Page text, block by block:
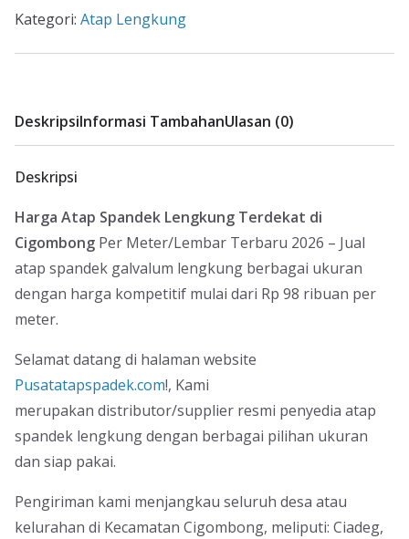
2026
Kategori: Atap Lengkung
DeskripsiInformasi TambahanUlasan (0)
Deskripsi
Harga Atap Spandek Lengkung Terdekat di
Cigombong Per Meter/Lembar Terbaru 2026 – Jual
atap spandek galvalum lengkung berbagai ukuran
dengan harga kompetitif mulai dari Rp 98 ribuan per
meter.
Selamat datang di halaman website
Pusatatapspadek.com!, Kami
merupakan distributor/supplier resmi penyedia atap
spandek lengkung dengan berbagai pilihan ukuran
dan siap pakai.
Pengiriman kami menjangkau seluruh desa atau
kelurahan di Kecamatan Cigombong, meliputi: Ciadeg,